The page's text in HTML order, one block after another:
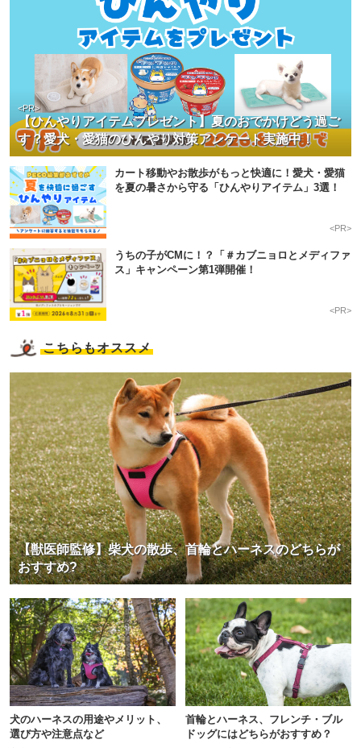
【ひんやりアイテムプレゼント】夏のおでかけどう過ご
す？愛犬・愛猫のひんやり対策アンケート実施中！
<PR>
カート移動やお散歩がもっと快適に！愛犬・愛猫
を夏の暑さから守る「ひんやりアイテム」3選！
<PR>
うちの子がCMに！？「＃カブニョロとメディファ
ス」キャンペーン第1弾開催！
<PR>
こちらもオススメ
【獣医師監修】柴犬の散歩、首輪とハーネスのどちらが
おすすめ?
犬のハーネスの用途やメリット、
選び方や注意点など
首輪とハーネス、フレンチ・ブル
ドッグにはどちらがおすすめ？